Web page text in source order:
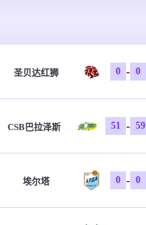
圣贝达红狮 0 - 0
CSB巴拉泽斯 51 - 59
埃尔塔 0 - 0